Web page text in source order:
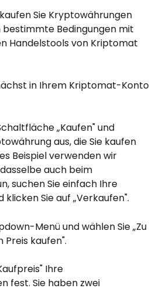
Sie Kryptowährungen
Bedingungen mit
Handelstools von Kriptomat
in Ihrem Kriptomat-Konto
„Kaufen" und
aus, die Sie kaufen
Beispiel verwenden wir
auch beim
suchen Sie einfach Ihre
Sie auf „Verkaufen".
Menü und wählen Sie „Zu
kaufen".
Ihre
fest. Sie haben zwei